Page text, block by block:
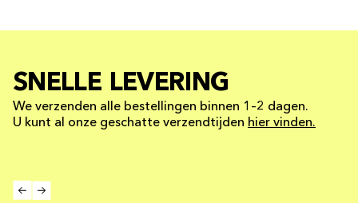
SNELLE LEVERING
We verzenden alle bestellingen binnen 1–2 dagen.
U kunt al onze geschatte verzendtijden hier vinden.